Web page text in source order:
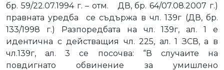
бр. 59/22.07.1994 г. – отм.
ДВ, бр. 64/07.08.2007 г.)
правната уредба
се съдържа в чл. 139г (ДВ, бр.
133/1998 г.) Разпоредбата на чл. 139г, ал. 1 е
идентична с действащия чл. 225, ал. 1 ЗСВ, а в
чл.139г, ал. 3 се посочва:
“В случаите на
повдигнато обвинение за умишлено